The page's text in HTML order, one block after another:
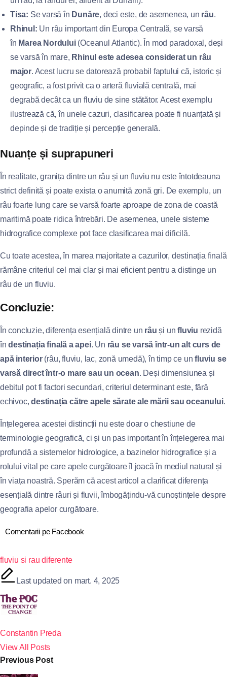
Tisa: Se varsă în Dunăre, deci este, de asemenea, un râu.
Rhinul: Un râu important din Europa Centrală, se varsă
în Marea Nordului(Oceanul Atlantic). În mod paradoxal, deși
se varsă în mare, Rhinul este adesea considerat un râu
major. Acest lucru se datorează probabil faptului că, istoric și
geografic, a fost privit ca o arteră fluvială centrală, mai
degrabă decât ca un fluviu de sine stătător. Acest exemplu
ilustrează că, în unele cazuri, clasificarea poate fi nuanțată și
depinde și de tradiție și percepție generală.
Nuanțe și suprapuneri
În realitate, granița dintre un râu și un fluviu nu este întotdeauna
strict definită și poate exista o anumită zonă gri. De exemplu, un
râu foarte lung care se varsă foarte aproape de zona de coastă
maritimă poate ridica întrebări. De asemenea, unele sisteme
hidrografice complexe pot face clasificarea mai dificilă.
Cu toate acestea, în marea majoritate a cazurilor, destinația finală
rămâne criteriul cel mai clar și mai eficient pentru a distinge un
râu de un fluviu.
Concluzie:
În concluzie, diferența esențială dintre un râu și unfluviu rezidă
îndestinația finală a apei. Un râu se varsă într-un alt curs de
apă interior(râu, fluviu, lac, zonă umedă), în timp ce unfluviu se
varsă direct într-o mare sau un ocean. Deși dimensiunea și
debitul pot fi factori secundari, criteriul determinant este, fără
echivoc,destinația către apele sărate ale mării sau oceanului.
Înțelegerea acestei distincții nu este doar o chestiune de
terminologie geografică, ci și un pas important în înțelegerea mai
profundă a sistemelor hidrologice, a bazinelor hidrografice și a
rolului vital pe care apele curgătoare îl joacă în mediul natural și
în viața noastră. Sperăm că acest articol a clarificat diferența
esențială dintre râuri și fluvii, îmbogățindu-vă cunoștințele despre
geografia apelor curgătoare.
Comentarii pe Facebook
fluviu si rau diferente
Last updated on mart. 4, 2025
Constantin Preda
View All Posts
Previous Post